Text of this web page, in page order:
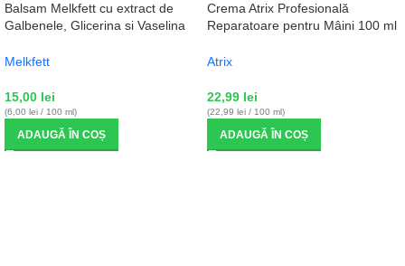
Balsam Melkfett cu extract de
Galbenele, Glicerina si Vaselina
Melkfett
15,00 lei
(6,00 lei / 100 ml)
ADAUGĂ ÎN COȘ
Crema Atrix Profesională
Reparatoare pentru Mâini 100 ml
Atrix
22,99 lei
(22,99 lei / 100 ml)
ADAUGĂ ÎN COȘ